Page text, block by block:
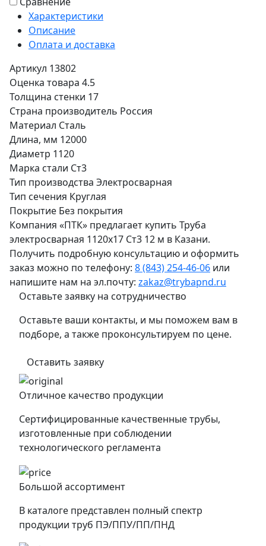
Характеристики
Описание
Оплата и доставка
Артикул 13802
Оценка товара 4.5
Толщина стенки 17
Страна производитель Россия
Материал Сталь
Длина, мм 12000
Диаметр 1120
Марка стали Ст3
Тип производства Электросварная
Тип сечения Круглая
Покрытие Без покрытия
Компания «ПТК» предлагает купить Труба
электросварная 1120х17 Ст3 12 м в Казани.
Получить подробную консультацию и оформить
заказ можно по телефону: 8 (843) 254-46-06 или
напишите нам на эл.почту: zakaz@trybapnd.ru
Оставьте заявку на сотрудничество
Оставьте ваши контакты, и мы поможем вам в
подборе, а также проконсультируем по цене.
Оставить заявку
Отличное качество продукции
Сертифицированные качественные трубы,
изготовленные при соблюдении
технологического регламента
Большой ассортимент
В каталоге представлен полный спектр
продукции труб ПЭ/ППУ/ПП/ПНД